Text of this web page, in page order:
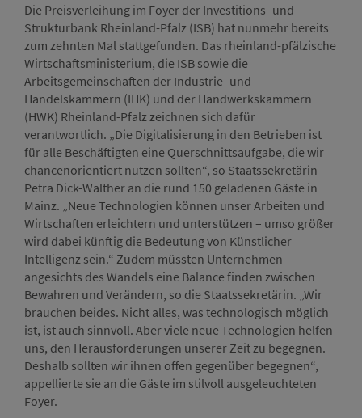
Die Preisverleihung im Foyer der Investitions- und
Strukturbank Rheinland-Pfalz (ISB) hat nunmehr bereits
zum zehnten Mal stattgefunden. Das rheinland-pfälzische
Wirtschaftsministerium, die ISB sowie die
Arbeitsgemeinschaften der Industrie- und
Handelskammern (IHK) und der Handwerkskammern
(HWK) Rheinland-Pfalz zeichnen sich dafür
verantwortlich. „Die Digitalisierung in den Betrieben ist
für alle Beschäftigten eine Querschnittsaufgabe, die wir
chancenorientiert nutzen sollten“, so Staatssekretärin
Petra Dick-Walther an die rund 150 geladenen Gäste in
Mainz. „Neue Technologien können unser Arbeiten und
Wirtschaften erleichtern und unterstützen – umso größer
wird dabei künftig die Bedeutung von Künstlicher
Intelligenz sein.“ Zudem müssten Unternehmen
angesichts des Wandels eine Balance finden zwischen
Bewahren und Verändern, so die Staatssekretärin. „Wir
brauchen beides. Nicht alles, was technologisch möglich
ist, ist auch sinnvoll. Aber viele neue Technologien helfen
uns, den Herausforderungen unserer Zeit zu begegnen.
Deshalb sollten wir ihnen offen gegenüber begegnen“,
appellierte sie an die Gäste im stilvoll ausgeleuchteten
Foyer.